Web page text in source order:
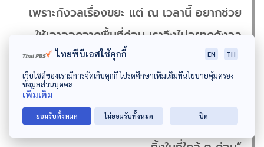
เพราะกังวลเรื่องขยะ แต่ ณ เวลานี้ อยากช่วย
ให้เอาออกจากพื้นที่ก่อน เราจึงไม่อยากกังวล
เพราะน้ำท่วมแล้วลด ทุกคนต้องล้างบ้านเหมือน
กัน แต่โคลนก็ไม่ไปไหน ปัญหายังไม่หมดไป
แม้ว่าเทศบาลจะเริ่มมีรถเข้าไปตักออกมาบ้าง
แล้ว ตอนนี้ยังไม่มีใครติดต่อขอมาทิ้ง เขาน่าจะ
ไทยพีบีเอสใช้คุกกี้ EN TH
เว็บไซต์ของเรามีการจัดเก็บคุกกี้ โปรดศึกษาเพิ่มเติมที่นโยบายคุ้มครอง
ข้อมูลส่วนบุคคล
เพิ่มเติม
ยอมรับทั้งหมด ไม่ยอมรับทั้งหมด ปิด